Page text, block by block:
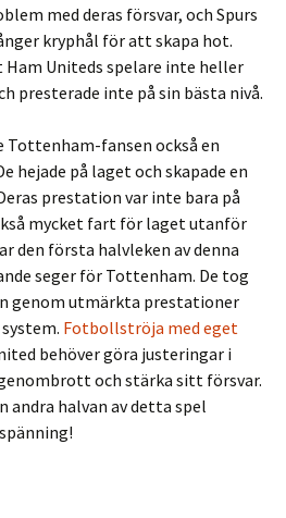
med deras försvar, och Spurs
kryphål för att skapa hot.
Ham Uniteds spelare inte heller
presterade inte på sin bästa nivå.
Tottenham-fansen också en
hejade på laget och skapade en
prestation var inte bara på
mycket fart för laget utanför
den första halvleken av denna
seger för Tottenham. De tog
genom utmärkta prestationer
Fotbollströja med eget
behöver göra justeringar i
och stärka sitt försvar.
andra halvan av detta spel